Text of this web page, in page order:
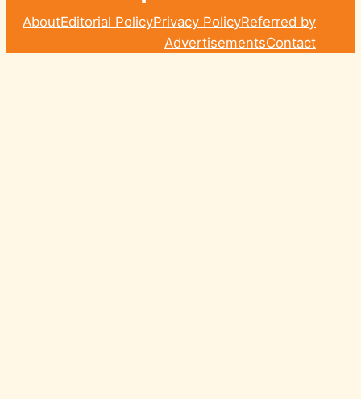
AboutEditorial PolicyPrivacy PolicyReferred by
AdvertisementsContact